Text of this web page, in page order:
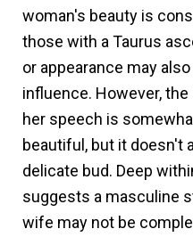
woman's beauty is
those with a Taurus
or appearance may
influence. However,
her speech is
beautiful, but it doesn't
delicate bud. Deep
suggests a masculine
wife may not be